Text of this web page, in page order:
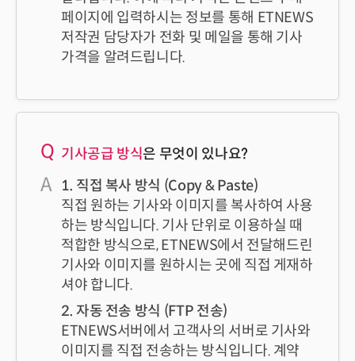
페이지에 입력하시는 정보를 통해 ETNEWS
저작권 담당자가 전화 및 메일을 통해 기사
가격을 알려드립니다.
기사공급 방식은 무엇이 있나요?
1. 직접 복사 방식 (Copy & Paste)
직접 원하는 기사와 이미지를 복사하여 사용
하는 방식입니다. 기사 단위로 이용하실 때
적합한 방식으로, ETNEWS에서 전달해드린
기사와 이미지를 원하시는 곳에 직접 게재하
셔야 합니다.
2. 자동 전송 방식 (FTP 전송)
ETNEWS서버에서 고객사의 서버로 기사와
이미지를 직접 전송하는 방식입니다. 계약